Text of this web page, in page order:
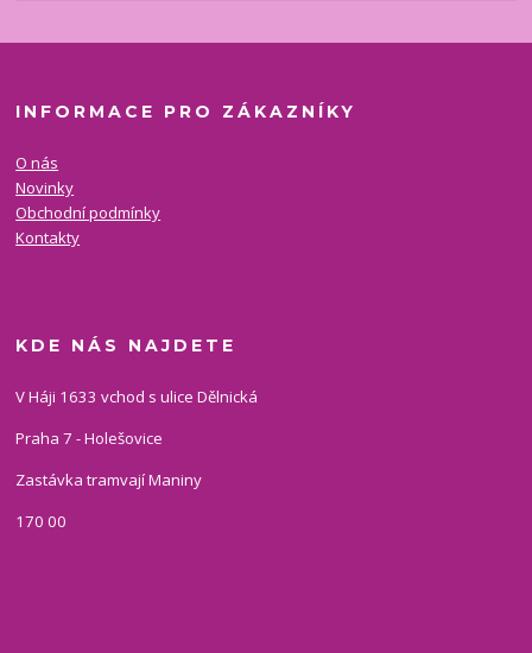
INFORMACE PRO ZÁKAZNÍKY
O nás
Novinky
Obchodní podmínky
Kontakty
KDE NÁS NAJDETE
V Háji 1633 vchod s ulice Dělnická
Praha 7 - Holešovice
Zastávka tramvají Maniny
170 00